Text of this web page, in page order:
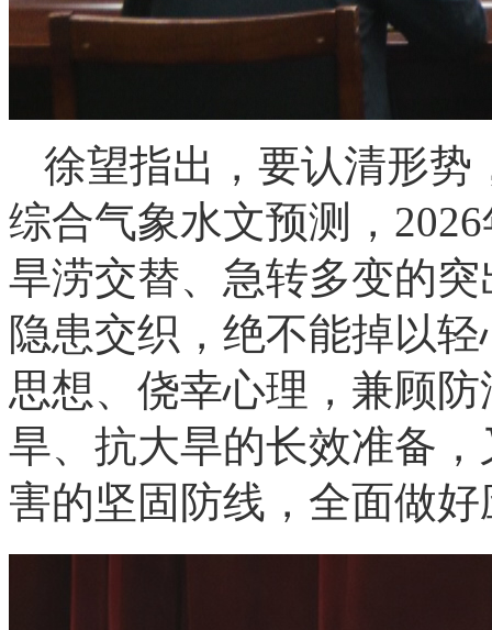
徐望指出，要认清形势
综合气象水文预测，
旱涝交替、急转多变的
隐患交织，绝不能掉以
思想、侥幸心理，兼顾
旱、抗大旱的长效准备
害的坚固防线，全面做